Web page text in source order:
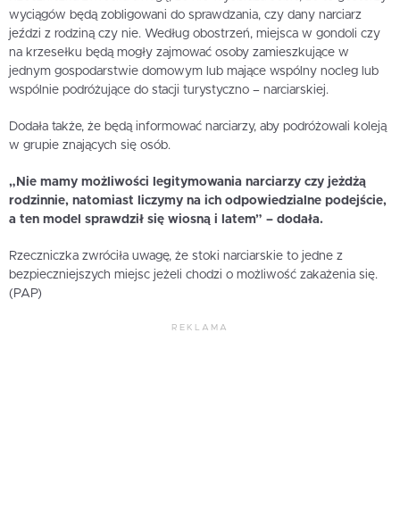
wyciągów będą zobligowani do sprawdzania, czy dany narciarz
jeździ z rodziną czy nie. Według obostrzeń, miejsca w gondoli czy
na krzesełku będą mogły zajmować osoby zamieszkujące w
jednym gospodarstwie domowym lub mające wspólny nocleg lub
wspólnie podróżujące do stacji turystyczno – narciarskiej.
Dodała także, że będą informować narciarzy, aby podróżowali koleją
w grupie znających się osób.
„Nie mamy możliwości legitymowania narciarzy czy jeżdżą
rodzinnie, natomiast liczymy na ich odpowiedzialne podejście,
a ten model sprawdził się wiosną i latem” – dodała.
Rzeczniczka zwróciła uwagę, że stoki narciarskie to jedne z
bezpieczniejszych miejsc jeżeli chodzi o możliwość zakażenia się.
(PAP)
REKLAMA